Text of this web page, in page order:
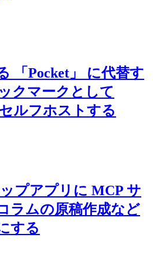
「Pocket」 に代替す
クマークとして
ルフホストする
プアプリに MCP サ
ラムの原稿作成など
する